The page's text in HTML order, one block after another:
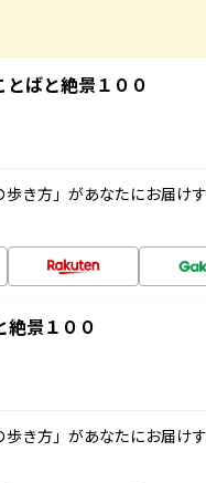
ばと絶景１００
き方」があなたにお届け
景１００
き方」があなたにお届け